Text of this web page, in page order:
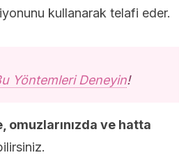
kullanarak telafi eder.
Yöntemleri Deneyin!
ve hatta